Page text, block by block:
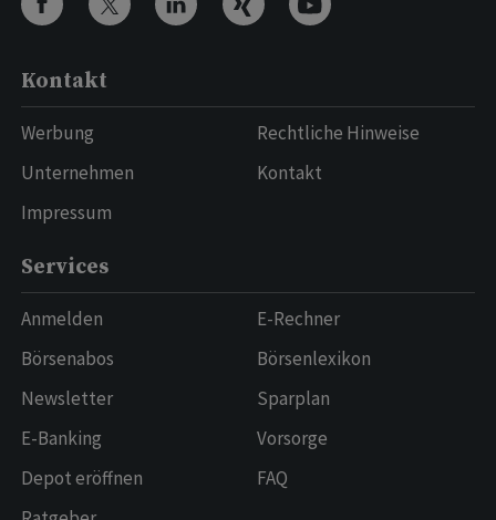
Kontakt
Werbung
Unternehmen
Impressum
Rechtliche Hinweise
Kontakt
Services
Anmelden
Börsenabos
Newsletter
E-Banking
Depot eröffnen
E-Rechner
Börsenlexikon
Sparplan
Vorsorge
FAQ